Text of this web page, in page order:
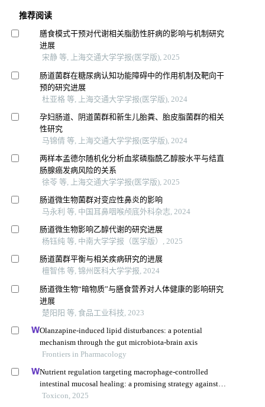
推荐阅读
膳食模式干预对代谢相关脂肪性肝病的影响与机制研究
进展
宋静 等, 上海交通大学学报(医学版), 2025
肠道菌群在糖尿病认知功能障碍中的作用机制及靶向干
预的研究进展
杜亚格 等, 上海交通大学学报(医学版), 2024
孕妇肠道、阴道菌群和新生儿胎粪、胎皮脂菌群的相关
性研究
马锦倩 等, 上海交通大学学报(医学版), 2024
两样本孟德尔随机化分析血浆磷脂酰乙醇胺水平与结直
肠腺癌发病风险的关系
徐苓 等, 上海交通大学学报(医学版), 2025
肠道微生物菌群对变应性鼻炎的影响
马永利 等, 中国耳鼻咽喉颅底外科杂志, 2024
肠道微生物影响乙醇代谢的研究进展
杨钰纯 等, 中南大学学报（医学版）, 2025
肠道菌群平衡与相关疾病研究的进展
檀智伟 等, 锦州医科大学学报, 2024
肠道微生物“暗物质”与膳食营养对人体健康的影响研究
进展
楚阳阳 等, 食品工业科技, 2023
Olanzapine-induced lipid disturbances: a potential
mechanism through the gut microbiota-brain axis
Frontiers in Pharmacology
Nutrient regulation targeting macrophage-controlled
intestinal mucosal healing: a promising strategy against
intestinal mucositis induced by deoxynivalenol
Toxicon, 2025